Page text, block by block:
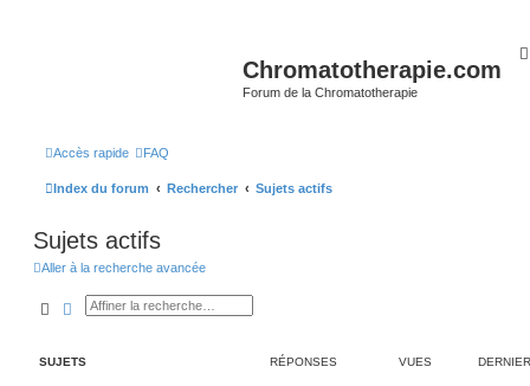
Chromatotherapie.com
Forum de la Chromatotherapie
Accès rapide FAQ
Index du forum Rechercher Sujets actifs
Sujets actifs
Aller à la recherche avancée
Rechercher
Recherche avancée
SUJETS RÉPONSES VUES